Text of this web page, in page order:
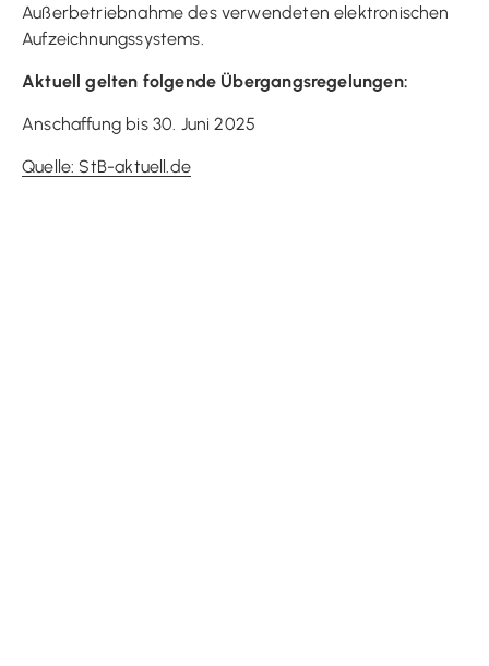
Außerbetriebnahme des verwendeten elektronischen
Aufzeichnungssystems.
Aktuell gelten folgende Übergangsregelungen:
Anschaffung bis 30. Juni 2025
Quelle: StB-aktuell.de